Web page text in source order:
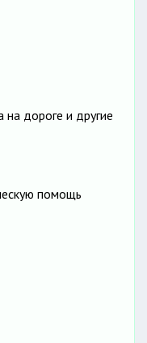
дороге и другие
помощь